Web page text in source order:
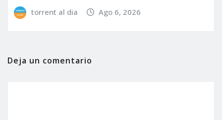
torrent al dia Ago 6, 2026
Deja un comentario